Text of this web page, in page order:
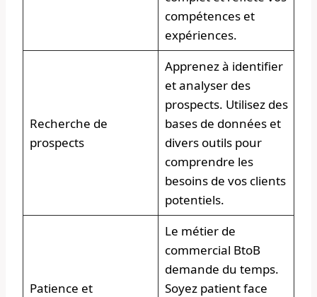
compétences et
expériences.
Recherche de
prospects
Apprenez à identifier
et analyser des
prospects. Utilisez des
bases de données et
divers outils pour
comprendre les
besoins de vos clients
potentiels.
Patience et
Le métier de
commercial BtoB
demande du temps.
Soyez patient face